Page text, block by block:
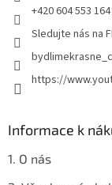
+420 604 553 164
Sledujte nás na
https://
Informace k
1. O nás